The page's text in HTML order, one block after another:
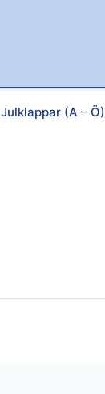
Julklappar (A – Ö)